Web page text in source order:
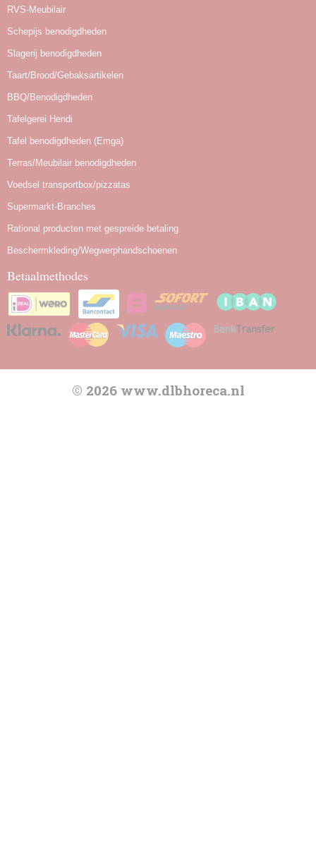
RVS-Meubilair
Schepijs benodigdheden
Slagerij benodigdheden
Taart/Brood/Gebaksartikelen
BBQ/Benodigdheden
Tafelgerei Hendi
Tafel benodigdheden (Emga)
Terras/Meubilair benodigdheden
Voedsel transportbox/pizzatas
Supermarkt-Branches
Rational producten met gespreide betaling
Beschermkleding/Wegwerphandschoenen
Betaalmethodes
© 2026 www.dlbhoreca.nl